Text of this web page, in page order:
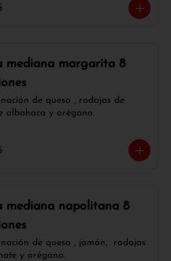
mediana margarita 8
de queso , rodajas de
albahaca y orégano.
mediana napolitana 8
de queso , jamón,  rodajas
y orégano.